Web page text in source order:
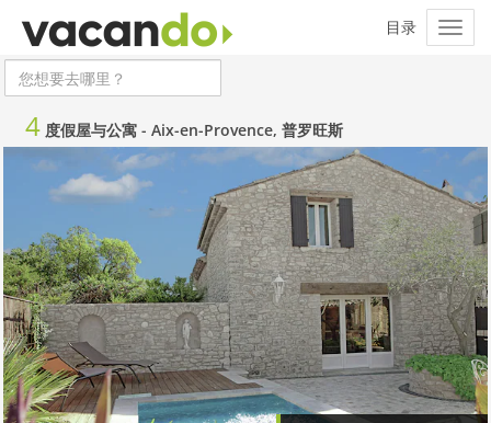
4 度假屋与公寓 - Aix-en-Provence, 普罗旺斯